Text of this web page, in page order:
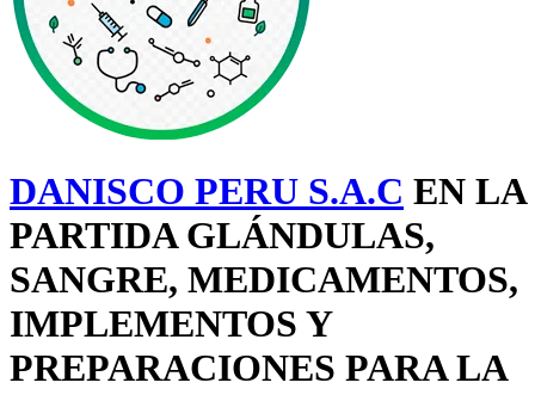
DANISCO PERU S.A.C EN LA
PARTIDA GLÁNDULAS,
SANGRE, MEDICAMENTOS,
IMPLEMENTOS Y
PREPARACIONES PARA LA